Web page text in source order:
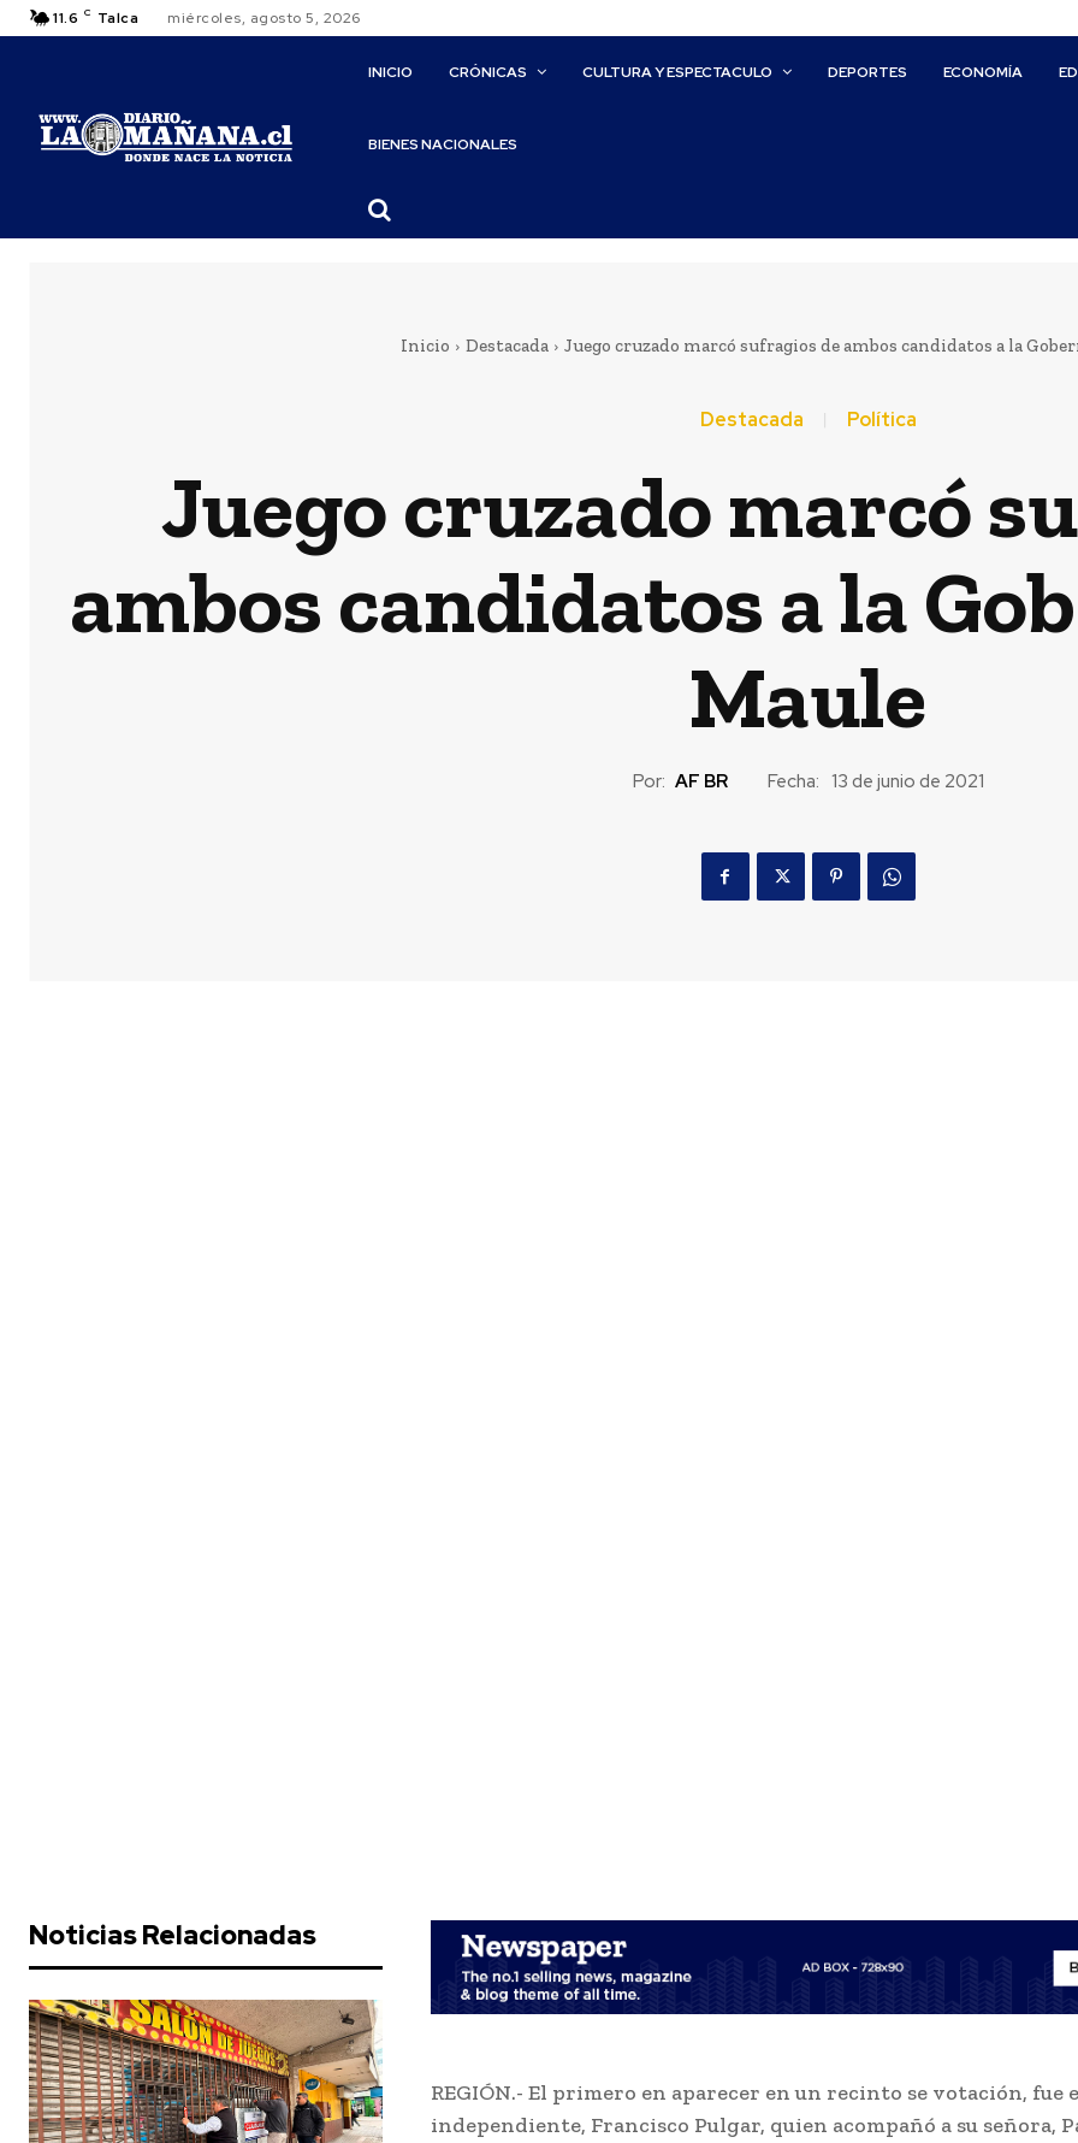
11.6 C Talca miércoles, agosto 5, 2026
INICIO CRÓNICAS CULTURA Y ESPECTACULO DEPORTES ECONOMÍA
BIENES NACIONALES
Inicio Destacada Juego cruzado marcó sufragios de ambos candidatos a la
Destacada Política
Juego cruzado marcó
ambos candidatos a la
Maule
Por: AF BR Fecha: 13 de junio de 2021
Noticias Relacionadas
REGIÓN.- El primero en aparecer en un recinto se votación, fue
independiente, Francisco Pulgar, quien acompañó a su señora,